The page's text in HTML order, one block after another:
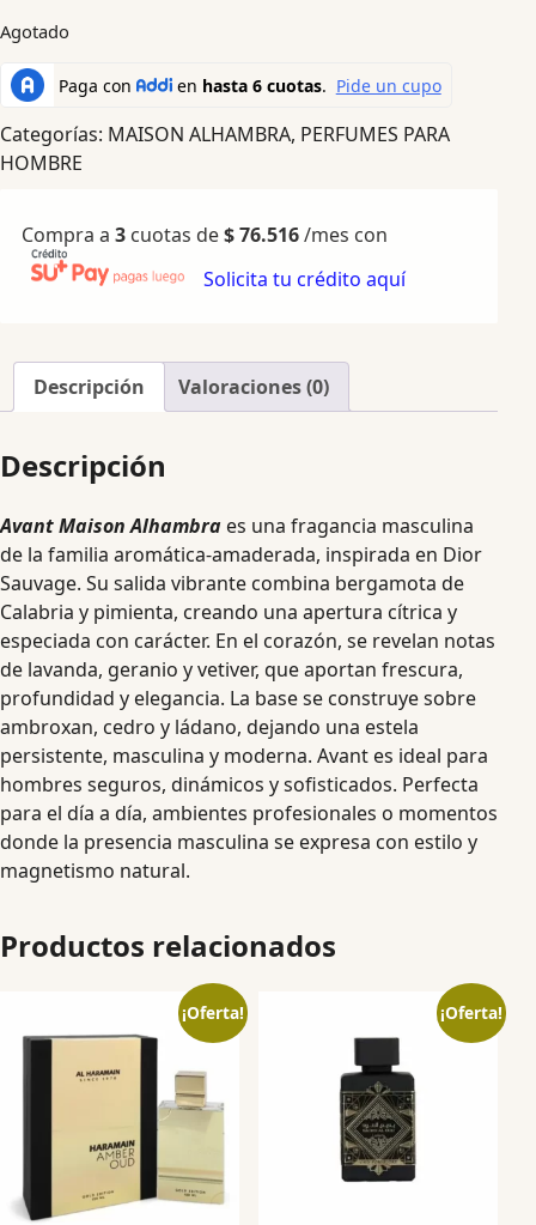
Agotado
Categorías: MAISON ALHAMBRA, PERFUMES PARA
HOMBRE
Compra a 3 cuotas de$76.516/mes con
Solicita tu crédito aquí
Descripción Valoraciones (0)
Descripción
Avant Maison Alhambra es una fragancia masculina
de la familia aromática-amaderada, inspirada en Dior
Sauvage. Su salida vibrante combina bergamota de
Calabria y pimienta, creando una apertura cítrica y
especiada con carácter. En el corazón, se revelan notas
de lavanda, geranio y vetiver, que aportan frescura,
profundidad y elegancia. La base se construye sobre
ambroxan, cedro y ládano, dejando una estela
persistente, masculina y moderna. Avant es ideal para
hombres seguros, dinámicos y sofisticados. Perfecta
para el día a día, ambientes profesionales o momentos
donde la presencia masculina se expresa con estilo y
magnetismo natural.
Productos relacionados
¡Oferta! ¡Oferta!